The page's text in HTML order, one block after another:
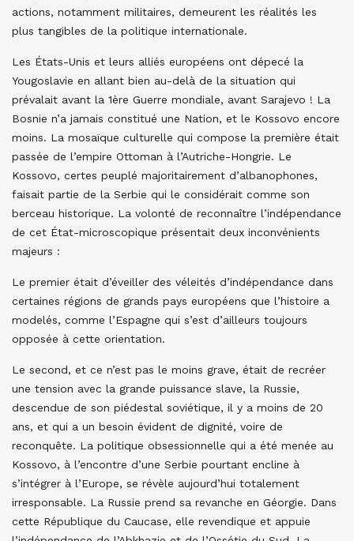
actions, notamment militaires, demeurent les réalités les
plus tangibles de la politique internationale.
Les États-Unis et leurs alliés européens ont dépecé la
Yougoslavie en allant bien au-delà de la situation qui
prévalait avant la 1ère Guerre mondiale, avant Sarajevo ! La
Bosnie n’a jamais constitué une Nation, et le Kossovo encore
moins. La mosaïque culturelle qui compose la première était
passée de l’empire Ottoman à l’Autriche-Hongrie. Le
Kossovo, certes peuplé majoritairement d’albanophones,
faisait partie de la Serbie qui le considérait comme son
berceau historique. La volonté de reconnaître l’indépendance
de cet État-microscopique présentait deux inconvénients
majeurs :
Le premier était d’éveiller des véleités d’indépendance dans
certaines régions de grands pays européens que l’histoire a
modelés, comme l’Espagne qui s’est d’ailleurs toujours
opposée à cette orientation.
Le second, et ce n’est pas le moins grave, était de recréer
une tension avec la grande puissance slave, la Russie,
descendue de son piédestal soviétique, il y a moins de 20
ans, et qui a un besoin évident de dignité, voire de
reconquête. La politique obsessionnelle qui a été menée au
Kossovo, à l’encontre d’une Serbie pourtant encline à
s’intégrer à l’Europe, se révèle aujourd’hui totalement
irresponsable. La Russie prend sa revanche en Géorgie. Dans
cette République du Caucase, elle revendique et appuie